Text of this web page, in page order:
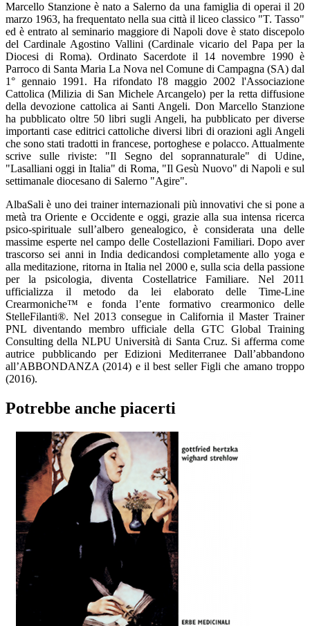
Marcello Stanzione è nato a Salerno da una famiglia di operai il 20
marzo 1963, ha frequentato nella sua città il liceo classico "T. Tasso"
ed è entrato al seminario maggiore di Napoli dove è stato discepolo
del Cardinale Agostino Vallini (Cardinale vicario del Papa per la
Diocesi di Roma). Ordinato Sacerdote il 14 novembre 1990 è
Parroco di Santa Maria La Nova nel Comune di Campagna (SA) dal
1° gennaio 1991. Ha rifondato l'8 maggio 2002 l'Associazione
Cattolica (Milizia di San Michele Arcangelo) per la retta diffusione
della devozione cattolica ai Santi Angeli. Don Marcello Stanzione
ha pubblicato oltre 50 libri sugli Angeli, ha pubblicato per diverse
importanti case editrici cattoliche diversi libri di orazioni agli Angeli
che sono stati tradotti in francese, portoghese e polacco. Attualmente
scrive sulle riviste: "Il Segno del soprannaturale" di Udine,
"Lasalliani oggi in Italia" di Roma, "Il Gesù Nuovo" di Napoli e sul
settimanale diocesano di Salerno "Agire".
AlbaSali è uno dei trainer internazionali più innovativi che si pone a
metà tra Oriente e Occidente e oggi, grazie alla sua intensa ricerca
psico-spirituale sull’albero genealogico, è considerata una delle
massime esperte nel campo delle Costellazioni Familiari. Dopo aver
trascorso sei anni in India dedicandosi completamente allo yoga e
alla meditazione, ritorna in Italia nel 2000 e, sulla scia della passione
per la psicologia, diventa Costellatrice Familiare. Nel 2011
ufficializza il metodo da lei elaborato delle Time-Line
Crearmoniche™ e fonda l’ente formativo crearmonico delle
StelleFilanti®. Nel 2013 consegue in California il Master Trainer
PNL diventando membro ufficiale della GTC Global Training
Consulting della NLPU Università di Santa Cruz. Si afferma come
autrice pubblicando per Edizioni Mediterranee Dall’abbandono
all’ABBONDANZA (2014) e il best seller Figli che amano troppo
(2016).
Potrebbe anche piacerti